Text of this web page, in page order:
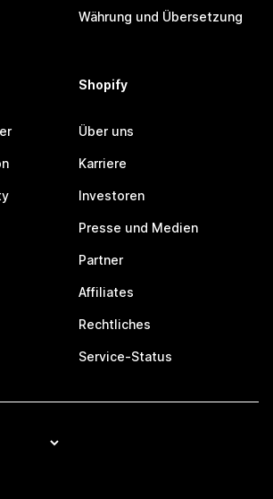
Währung und Übersetzung
Shopify
Über uns
Karriere
Investoren
Presse und Medien
Partner
Affiliates
Rechtliches
Service-Status